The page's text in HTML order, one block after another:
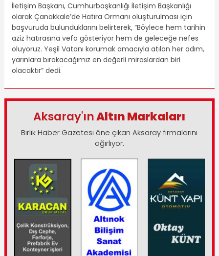
İletişim Başkanı, Cumhurbaşkanlığı İletişim Başkanlığı
olarak Çanakkale’de Hatıra Ormanı oluşturulması için
başvuruda bulunduklarını belirterek, “Böylece hem tarihin
aziz hatırasına vefa gösteriyor hem de geleceğe nefes
oluyoruz. Yeşil Vatanı korumak amacıyla atılan her adım,
yarınlara bırakacağımız en değerli miraslardan biri
olacaktır” dedi.
Aksaray'ınAltın Markaları
Birlik Haber Gazetesi öne çıkan Aksaray firmalarını
ağırlıyor.